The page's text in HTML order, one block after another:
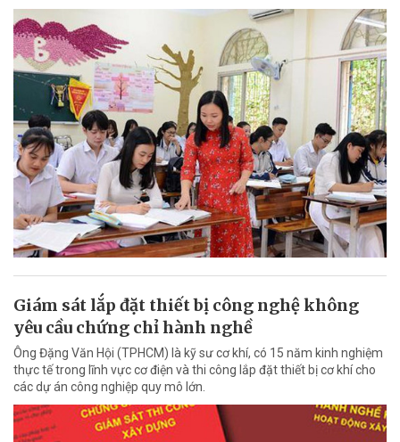
Giám sát lắp đặt thiết bị công nghệ không
yêu cầu chứng chỉ hành nghề
Ông Đặng Văn Hội (TPHCM) là kỹ sư cơ khí, có 15 năm kinh nghiệm
thực tế trong lĩnh vực cơ điện và thi công lắp đặt thiết bị cơ khí cho
các dự án công nghiệp quy mô lớn.